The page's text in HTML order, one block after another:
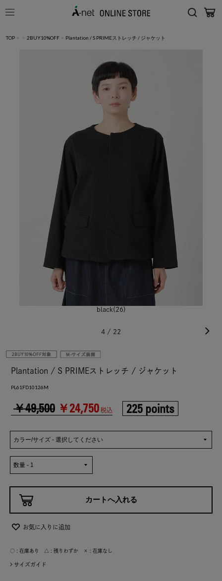
TOP > > 2BUY10%OFF > Plantation / S PRIMEストレッチ / ジャケット
black(26)
4 / 22
Plantation / S PRIMEストレッチ / ジャケット
PL61FD10126M
￥49,500 ￥24,750 税込 225 points
お気に入りに追加
○ : 在庫あり △ : 残りわずか × : 在庫なし
サイズガイド